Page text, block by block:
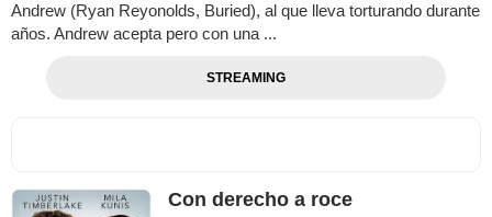
Andrew (Ryan Reyonolds, Buried), al que lleva torturando durante
años. Andrew acepta pero con una ...
STREAMING
Con derecho a roce